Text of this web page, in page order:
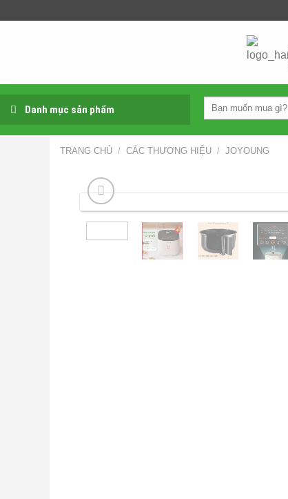
Danh mục sản phẩm
Tìm
kiếm:
TRANG CHỦ / CÁC THƯƠNG HIỆU / JOYOUNG